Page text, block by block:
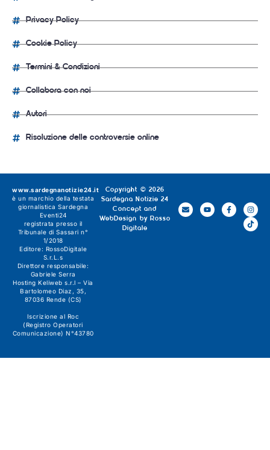
Privacy Policy
Cookie Policy
Termini & Condizioni
Collabora con noi
Autori
Risoluzione delle controversie online
Copyright © 2026
Sardegna Notizie 24
Concept and
WebDesign by Rosso
Digitale
www.sardegnanotizie24.it
è un marchio della testata
giornalistica Sardegna
Eventi24
registrata presso il
Tribunale di Sassari n°
1/2018
Editore: RossoDigitale
S.r.L.s
Direttore responsabile:
Gabriele Serra
Hosting Keliweb s.r.l – Via
Bartolomeo Diaz, 35,
87036 Rende (CS)
Iscrizione al Roc
(Registro Operatori
Comunicazione) N°43780